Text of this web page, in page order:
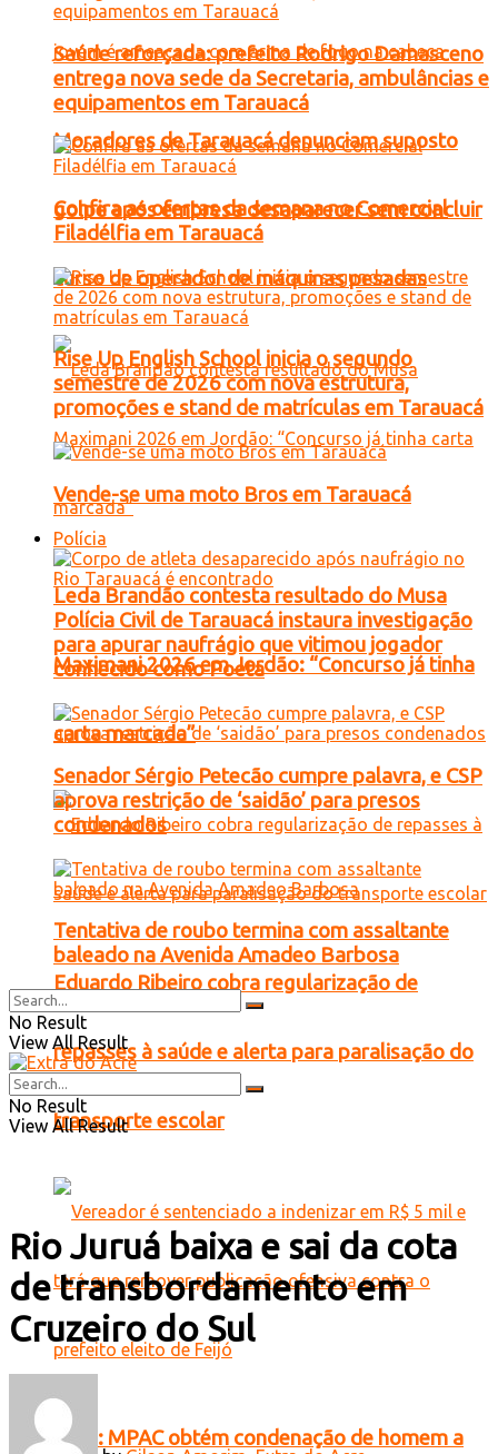
Moradores de Tarauacá denunciam suposto
golpe após empresa desaparecer sem concluir
curso de operador de máquinas pesadas
Leda Brandão contesta resultado do Musa
Maximani 2026 em Jordão: “Concurso já tinha
carta marcada”
Eduardo Ribeiro cobra regularização de
repasses à saúde e alerta para paralisação do
transporte escolar
Feijó: MPAC obtém condenação de homem a
Saúde reforçada: prefeito Rodrigo Damasceno
entrega nova sede da Secretaria, ambulâncias e
equipamentos em Tarauacá
Confira as ofertas da semana no Comercial
Filadélfia em Tarauacá
Rise Up English School inicia o segundo
semestre de 2026 com nova estrutura,
promoções e stand de matrículas em Tarauacá
Vende-se uma moto Bros em Tarauacá
Polícia
Polícia Civil de Tarauacá instaura investigação
para apurar naufrágio que vitimou jogador
conhecido como Poeta
Senador Sérgio Petecão cumpre palavra, e CSP
aprova restrição de ‘saidão’ para presos
condenados
Tentativa de roubo termina com assaltante
baleado na Avenida Amadeo Barbosa
No Result
View All Result
No Result
View All Result
Rio Juruá baixa e sai da cota
de transbordamento em
Cruzeiro do Sul